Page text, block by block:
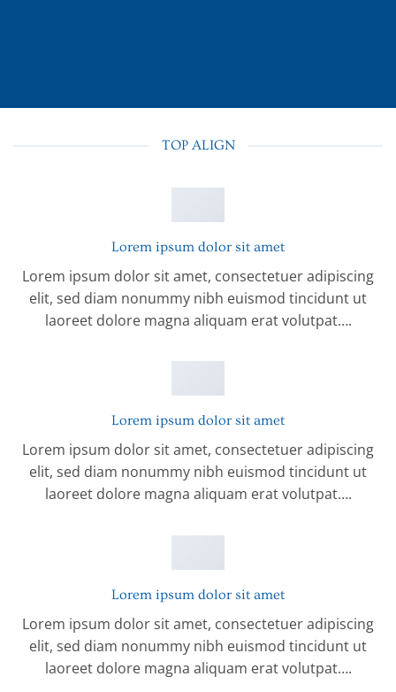
TOP ALIGN
Lorem ipsum dolor sit amet
Lorem ipsum dolor sit amet, consectetuer adipiscing
elit, sed diam nonummy nibh euismod tincidunt ut
laoreet dolore magna aliquam erat volutpat….
Lorem ipsum dolor sit amet
Lorem ipsum dolor sit amet, consectetuer adipiscing
elit, sed diam nonummy nibh euismod tincidunt ut
laoreet dolore magna aliquam erat volutpat….
Lorem ipsum dolor sit amet
Lorem ipsum dolor sit amet, consectetuer adipiscing
elit, sed diam nonummy nibh euismod tincidunt ut
laoreet dolore magna aliquam erat volutpat….